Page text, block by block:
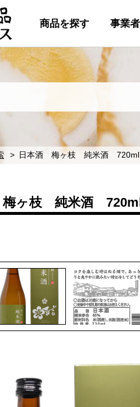
商品を探す 事業
日本酒 梅ヶ枝 純米酒 720ml
梅ヶ枝 純米酒